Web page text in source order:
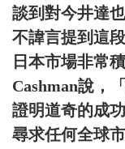
談到對今井達
不諱言提到這
日本市場非常
Cashman說，
證明道奇的成
尋求任何全球